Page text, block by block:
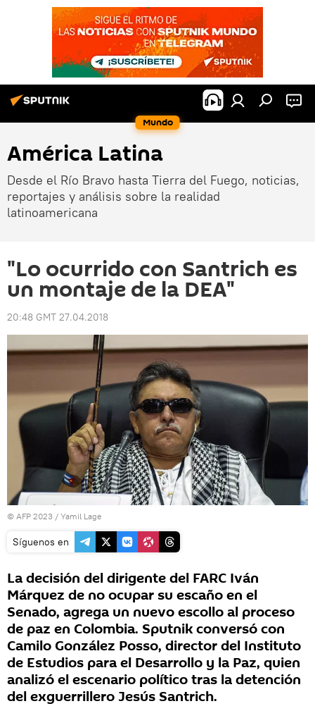
Mundo
América Latina
Desde el Río Bravo hasta Tierra del Fuego, noticias,
reportajes y análisis sobre la realidad
latinoamericana
"Lo ocurrido con Santrich es
un montaje de la DEA"
20:48 GMT 27.04.2018
© AFP 2023 / Yamil Lage
Síguenos en
La decisión del dirigente del FARC Iván
Márquez de no ocupar su escaño en el
Senado, agrega un nuevo escollo al proceso
de paz en Colombia. Sputnik conversó con
Camilo González Posso, director del Instituto
de Estudios para el Desarrollo y la Paz, quien
analizó el escenario político tras la detención
del exguerrillero Jesús Santrich.